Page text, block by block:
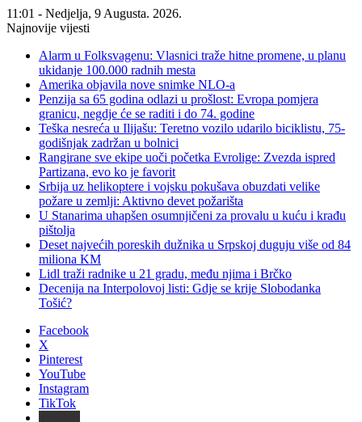
11:01 - Nedjelja, 9 Augusta. 2026.
Najnovije vijesti
Alarm u Folksvagenu: Vlasnici traže hitne promene, u planu
ukidanje 100.000 radnih mesta
Amerika objavila nove snimke NLO-a
Penzija sa 65 godina odlazi u prošlost: Evropa pomjera
granicu, negdje će se raditi i do 74. godine
Teška nesreća u Ilijašu: Teretno vozilo udarilo biciklistu, 75-
godišnjak zadržan u bolnici
Rangirane sve ekipe uoči početka Evrolige: Zvezda ispred
Partizana, evo ko je favorit
Srbija uz helikoptere i vojsku pokušava obuzdati velike
požare u zemlji: Aktivno devet požarišta
U Stanarima uhapšen osumnjičeni za provalu u kuću i krađu
pištolja
Deset najvećih poreskih dužnika u Srpskoj duguju više od 84
miliona KM
Lidl traži radnike u 21 gradu, među njima i Brčko
Decenija na Interpolovoj listi: Gdje se krije Slobodanka
Tošić?
Facebook
X
Pinterest
YouTube
Instagram
TikTok